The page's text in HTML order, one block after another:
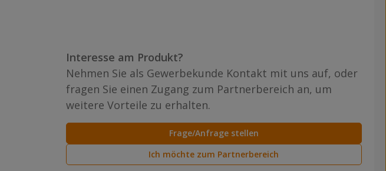
Interesse am Produkt?
Nehmen Sie als Gewerbekunde Kontakt mit uns auf, oder
fragen Sie einen Zugang zum Partnerbereich an, um
weitere Vorteile zu erhalten.
Frage/Anfrage stellen
Ich möchte zum Partnerbereich